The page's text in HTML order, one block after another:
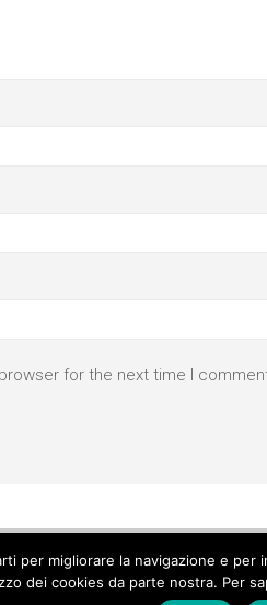
for the next time I
per migliorare la navigazione e
dei cookies da parte nostra. Per